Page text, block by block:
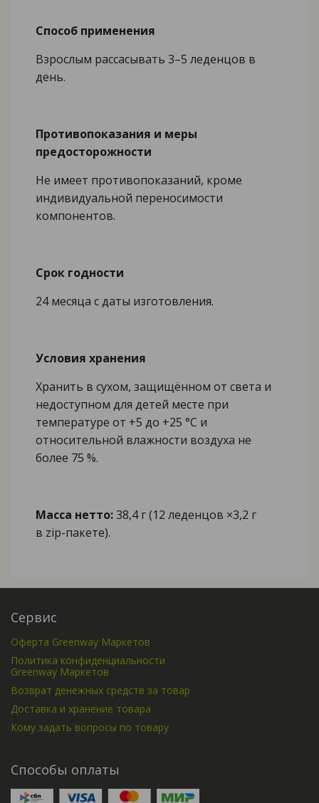
Способ применения
Взрослым рассасывать 3–5 леденцов в
день.
Противопоказания и меры
предосторожности
Не имеет противопоказаний, кроме
индивидуальной переносимости
компонентов.
Срок годности
24 месяца с даты изготовления.
Условия хранения
Хранить в сухом, защищённом от света и
недоступном для детей месте при
температуре от +5 до +25 °С и
относительной влажности воздуха не
более 75 %.
Масса нетто:38,4 г (12 леденцов ×3,2 г
в zip-пакете).
Сервис
Оферта Greenway Маркетов
Политика конфиденциальности
Greenway Маркетов
Возврат денежных средств за товар
Доставка и хранение товара
Кому задать вопросы по товару
Способы оплаты